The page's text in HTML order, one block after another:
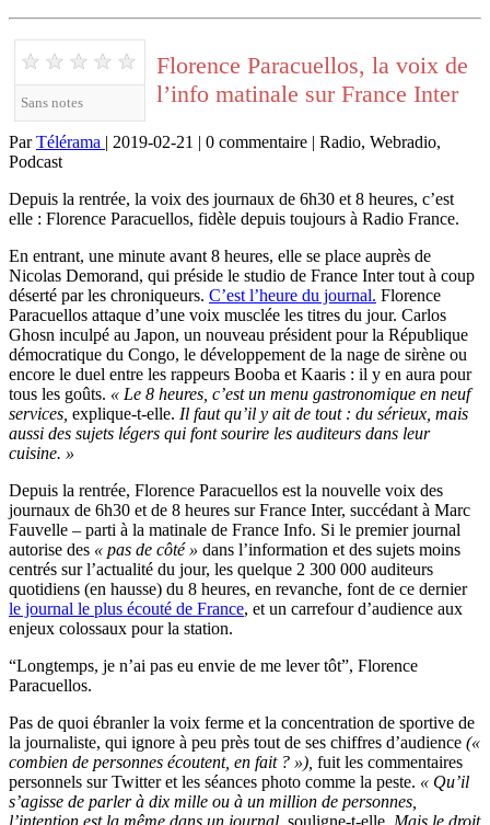
★ ★ ★ ★ ★
Sans notes
Florence Paracuellos, la voix de
l’info matinale sur France Inter
ParTélérama | 2019-02-21 | 0 commentaire | Radio, Webradio,
Podcast
Depuis la rentrée, la voix des journaux de 6h30 et 8 heures, c’est
elle : Florence Paracuellos, fidèle depuis toujours à Radio France.
En entrant, une minute avant 8 heures, elle se place auprès de
Nicolas Demorand, qui préside le studio de France Inter tout à coup
déserté par les chroniqueurs. C’est l’heure du journal. Florence
Paracuellos attaque d’une voix musclée les titres du jour. Carlos
Ghosn inculpé au Japon, un nouveau président pour la République
démocratique du Congo, le développement de la nage de sirène ou
encore le duel entre les rappeurs Booba et Kaaris : il y en aura pour
tous les goûts. « Le 8 heures, c’est un menu gastronomique en neuf
services, explique-t-elle. Il faut qu’il y ait de tout : du sérieux, mais
aussi des sujets légers qui font sourire les auditeurs dans leur
cuisine. »
Depuis la rentrée, Florence Paracuellos est la nouvelle voix des
journaux de 6h30 et de 8 heures sur France Inter, succédant à Marc
Fauvelle – parti à la matinale de France Info. Si le premier journal
autorise des « pas de côté » dans l’information et des sujets moins
centrés sur l’actualité du jour, les quelque 2 300 000 auditeurs
quotidiens (en hausse) du 8 heures, en revanche, font de ce dernier
le journal le plus écouté de France, et un carrefour d’audience aux
enjeux colossaux pour la station.
“Longtemps, je n’ai pas eu envie de me lever tôt”, Florence
Paracuellos.
Pas de quoi ébranler la voix ferme et la concentration de sportive de
la journaliste, qui ignore à peu près tout de ses chiffres d’audience («
combien de personnes écoutent, en fait ? »), fuit les commentaires
personnels sur Twitter et les séances photo comme la peste. « Qu’il
s’agisse de parler à dix mille ou à un million de personnes,
l’intention est la même dans un journal, souligne-t-elle. Mais le droit